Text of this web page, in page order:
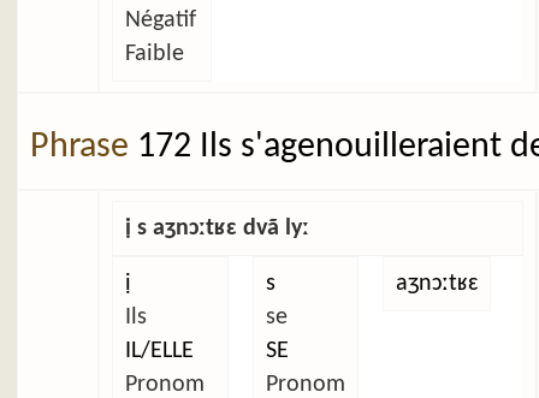
Négatif
Faible
Phrase 172 Ils s'agenouilleraient
ị s aʒnɔːtʁɛ dvã lyː
ị
Ils
IL/ELLE
Pronom
s
se
SE
Pronom
aʒnɔːtʁɛ